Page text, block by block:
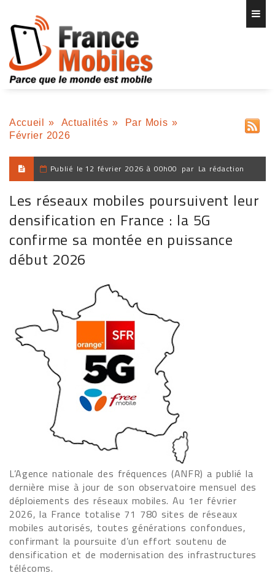
Accueil » Actualités » Par Mois »
Février 2026
Publié le 12 février 2026 à 00h00 par La rédaction
Les réseaux mobiles poursuivent leur
densification en France : la 5G
confirme sa montée en puissance
début 2026
L’Agence nationale des fréquences (ANFR) a publié la
dernière mise à jour de son observatoire mensuel des
déploiements des réseaux mobiles. Au 1er février
2026, la France totalise 71 780 sites de réseaux
mobiles autorisés, toutes générations confondues,
confirmant la poursuite d’un effort soutenu de
densification et de modernisation des infrastructures
télécoms.